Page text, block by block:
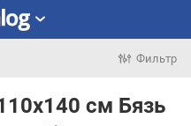
Фильтр
см Бязь